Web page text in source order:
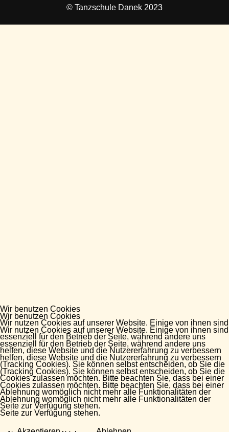
Wir benutzen Cookies
Wir nutzen Cookies auf unserer Website. Einige von ihnen sind
essenziell für den Betrieb der Seite, während andere uns
helfen, diese Website und die Nutzererfahrung zu verbessern
(Tracking Cookies). Sie können selbst entscheiden, ob Sie die
Cookies zulassen möchten. Bitte beachten Sie, dass bei einer
Ablehnung womöglich nicht mehr alle Funktionalitäten der
Seite zur Verfügung stehen.
© Tanzschule Danek 2023
Wir benutzen Cookies
Wir nutzen Cookies auf unserer Website. Einige von ihnen sind
essenziell für den Betrieb der Seite, während andere uns
helfen, diese Website und die Nutzererfahrung zu verbessern
(Tracking Cookies). Sie können selbst entscheiden, ob Sie die
Cookies zulassen möchten. Bitte beachten Sie, dass bei einer
Ablehnung womöglich nicht mehr alle Funktionalitäten der
Seite zur Verfügung stehen.